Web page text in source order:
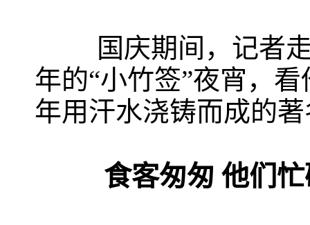
国庆期间，记者走
年的“小竹签”夜宵，
年用汗水浇铸而成的
食客匆匆 他们忙